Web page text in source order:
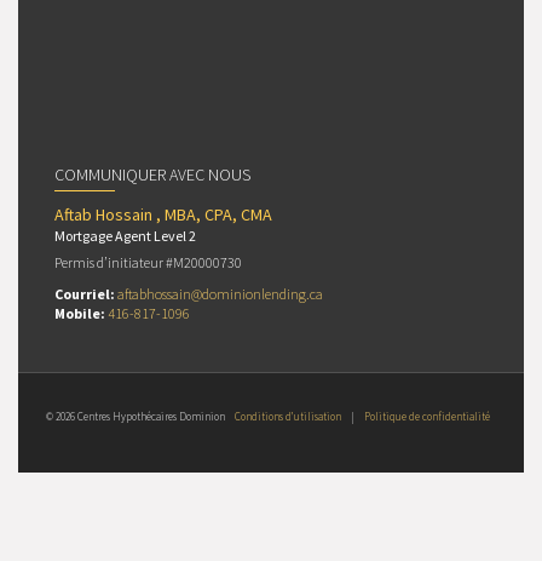
COMMUNIQUER AVEC NOUS
Aftab Hossain , MBA, CPA, CMA
Mortgage Agent Level 2
Permis d’initiateur #M20000730
Courriel: aftabhossain@dominionlending.ca
Mobile: 416-817-1096
© 2026 Centres Hypothécaires Dominion Conditions d’utilisation | Politique de confidentialité